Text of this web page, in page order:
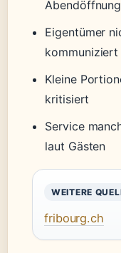
Eigentümer
kommuniziert
Kleine
kritisiert
Service
laut Gästen
WEITERE
fribourg.ch